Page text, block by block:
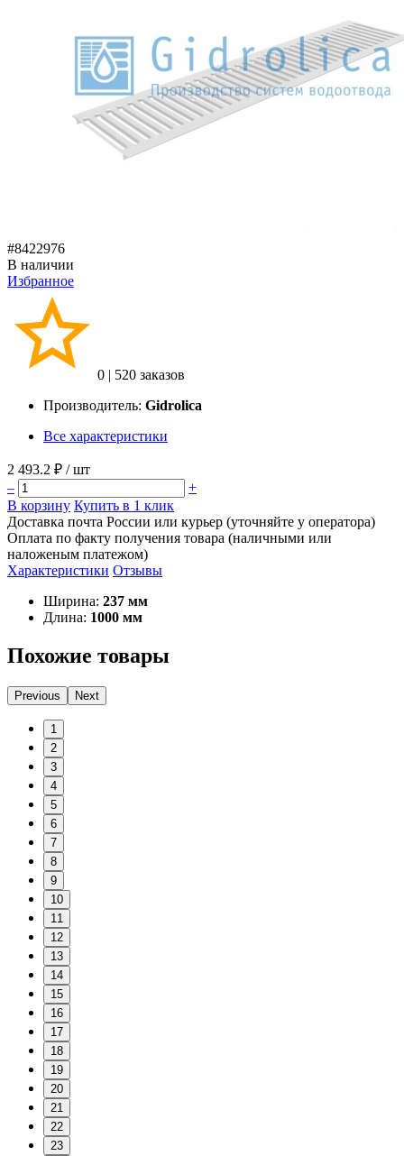
#8422976
В наличии
Избранное
0 | 520 заказов
Производитель: Gidrolica
Все характеристики
2 493.2 ₽ / шт
–
+
В корзину Купить в 1 клик
Доставка почта России или курьер (уточняйте у оператора)
Оплата по факту получения товара (наличными или
наложеным платежом)
Характеристики Отзывы
Ширина: 237 мм
Длина: 1000 мм
Похожие товары
Previous Next
1
2
3
4
5
6
7
8
9
10
11
12
13
14
15
16
17
18
19
20
21
22
23